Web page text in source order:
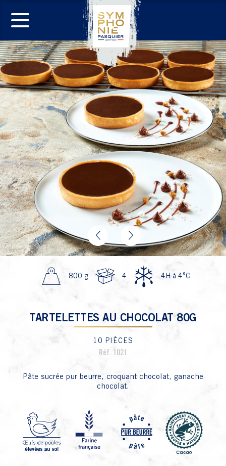
Previous Next
800 g 4 4H à 4°C
TARTELETTES AU CHOCOLAT 80G
10 PIÈCES
Réf. 1021
Pâte sucrée pur beurre, croquant chocolat, ganache
chocolat.
P1P4P8